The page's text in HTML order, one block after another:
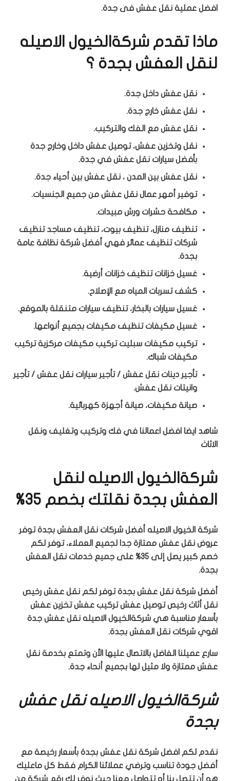
افضل عملية نقل عفش فى جدة.
ماذا تقدم شركةالخيول الاصيله
لنقل العفش بجدة ؟
نقل عفش داخل جدة.
نقل عفش خارج جدة.
نقل عفش مع الفك والتركيب.
نقل وتخزين عفش، توصيل عفش داخل وخارج جدة
بأفضل سيارات نقل عفش في جدة.
نقل عفش بين المدن ، نقل عفش بين أحياء جدة.
توفير أمهر عمال نقل عفش من جميع الجنسيات.
مكافحة حشرات ورش مبيدات.
تنظيف منازل، تنظيف بيوت، تنظيف مساجد تنظيف
شركات تنظيف عمائر فهي أفضل شركة نظافة عامة
بجدة.
غسيل خزانات تنظيف خزانات أرضية.
كشف تسربات المياه مع الإصلاح.
غسيل سيارات بالبخار، تنظيف سيارات متنقلة بالموقع.
غسيل مكيفات تنظيف مكيفات بجميع أنواعها.
تركيب مكيفات سبليت تركيب مكيفات مركزية تركيب
مكيفات شباك.
تأجير دينات نقل عفش / تأجير سيارات نقل عفش / تأجير
وانيتات نقل عفش.
صيانة مكيفات، صيانة أجهزة كهربائية.
شاهد ايضا افضل اعمالنا في فك وتركيب وتغليف ونقل
الاثاث
شركةالخيول الاصيله لنقل
العفش بجدة نقلتك بخصم 35%
شركة الخيول الاصيله أفضل شركات نقل العفش بجدة توفر
عروض نقل عفش ممتازة جدا لجميع العملاء، توفر لكم
خصم كبير يصل إلى 35% على جميع خدمات نقل العفش
بجدة.
أفضل شركة نقل عفش بجدة توفر لكم نقل عفش رخيص
نقل أثاث رخيص توصيل عفش تركيب عفش تخزين عفش
بأسعار مناسبة هي شركةالخيول الاصيله نقل عفش جدة
اقوي شركات نقل العفش بجدة.
سارع عميلنا الفاضل بالاتصال عليها الأن وتمتع بخدمة نقل
عفش ممتازة ولا مثيل لها بجميع أنحاء جدة.
شركةالخيول الاصيله نقل عفش
بجدة
نقدم لكم افضل شركة نقل عفش بجدة بأسعار رخيصة مع
أفضل جودة تناسب وترضي عملائنا الكرام فقط كل ماعليك
هو أن تتصل بنا أو تتواصل معنا حيث نوفر لك رقم شركة من